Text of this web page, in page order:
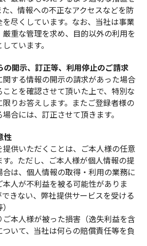
、情報への不正なアクセスなどを防
尽くしています。なお、当社は事業
重な管理を求め、目的以外の利用を
ています。
の開示、訂正等、利用停止のご請求
する情報の開示の請求があった場合
とを確認させて頂いた上で、特別な
りお答えします。またご登録者様の
合には、訂正させて頂きます。
性
供いただくことは、ご本人様の任意
。ただし、ご本人様が個人情報の提
は、個人情報の取得・利用の業務に
人が不利益を被る可能性がありま
きない、弊社提供サービスを受ける
ご本人様が被った損害（逸失利益を含
いて、当社は何らの賠償責任等を負